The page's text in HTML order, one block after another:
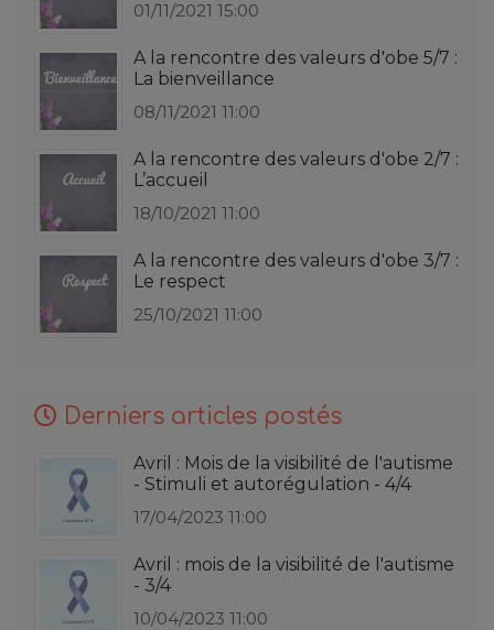
01/11/2021 15:00
A la rencontre des valeurs d'obe 5/7 :
La bienveillance
08/11/2021 11:00
A la rencontre des valeurs d'obe 2/7 :
L’accueil
18/10/2021 11:00
A la rencontre des valeurs d'obe 3/7 :
Le respect
25/10/2021 11:00
Derniers articles postés
Avril : Mois de la visibilité de l'autisme
- Stimuli et autorégulation - 4/4
17/04/2023 11:00
Avril : mois de la visibilité de l'autisme
- 3/4
10/04/2023 11:00